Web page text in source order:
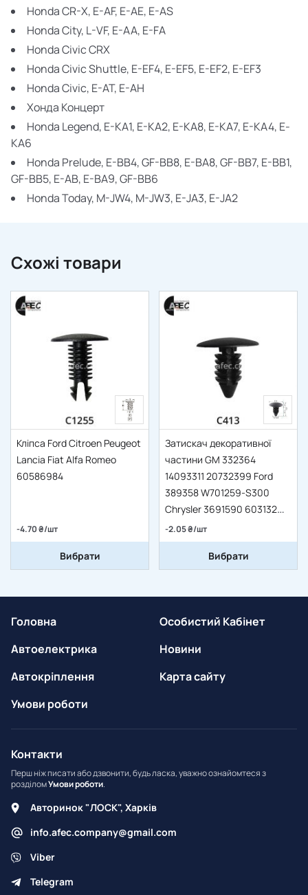
Honda CR-X, E-AF, E-AE, E-AS
Honda City, L-VF, E-AA, E-FA
Honda Civic CRX
Honda Civic Shuttle, E-EF4, E-EF5, E-EF2, E-EF3
Honda Civic, E-AT, E-AH
Хонда Концерт
Honda Legend, E-KA1, E-KA2, E-KA8, E-KA7, E-KA4, E-
KA6
Honda Prelude, E-BB4, GF-BB8, E-BA8, GF-BB7, E-BB1,
GF-BB5, E-AB, E-BA9, GF-BB6
Honda Today, M-JW4, M-JW3, E-JA3, E-JA2
Схожі товари
Кліпса Ford Citroen Peugeot
Lancia Fiat Alfa Romeo
60586984
-4.70 ₴/шт
Вибрати
Затискач декоративної
частини GM 332364
14093311 20732399 Ford
389358 W701259-S300
Chrysler 3691590 603132
6505411-AA AMC 4004569
-2.05 ₴/шт
Вибрати
Головна
Автоелектрика
Автокріплення
Умови роботи
Особистий Кабінет
Новини
Карта сайту
Контакти
Перш ніж писати або дзвонити, будь ласка, уважно ознайомтеся з
розділомУмови роботи.
Авторинок "ЛОСК", Харків
info.afec.company@gmail.com
Viber
Telegram